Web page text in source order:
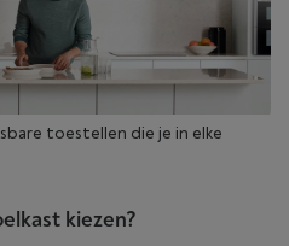
toestellen die je in elke
kiezen?